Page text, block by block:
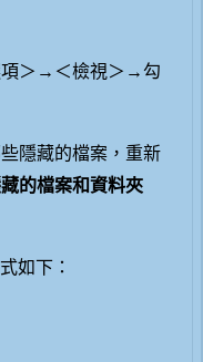
項＞→＜檢視＞→勾
隱藏的檔案，重新
的檔案和資料夾
如下：